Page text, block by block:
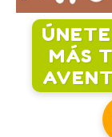
MÁS